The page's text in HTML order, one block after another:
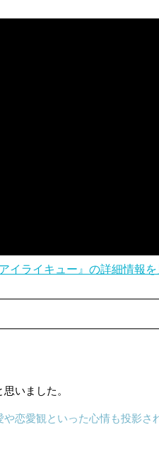
イライキュー』の詳細情報を
いました。
恋愛観といった心情も投影さ